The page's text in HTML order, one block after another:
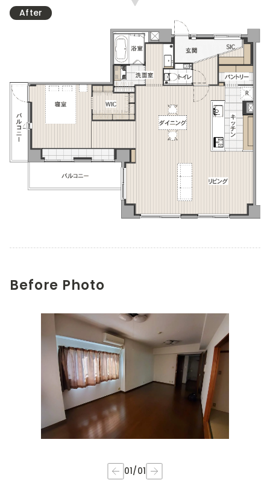
After
Before Photo
01/01